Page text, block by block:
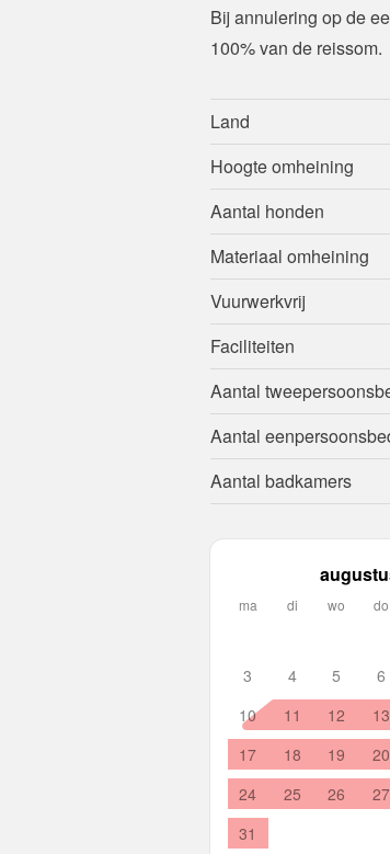
Bij annulering op de
100% van de reissom.
Land
Hoogte omheining
Aantal honden
Materiaal omheining
Vuurwerkvrij
Faciliteiten
Aantal
Aantal
Aantal badkamers
ma di wo do
3
4 5 6
10
11 12 13
17
18 19 20
24
25 26 27
31